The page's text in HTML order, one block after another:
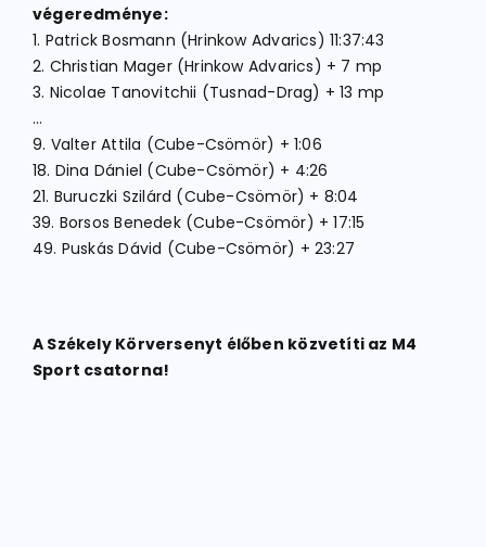
végeredménye:
1. Patrick Bosmann (Hrinkow Advarics) 11:37:43
2. Christian Mager (Hrinkow Advarics) + 7 mp
3. Nicolae Tanovitchii (Tusnad-Drag) + 13 mp
…
9. Valter Attila (Cube-Csömör) + 1:06
18. Dina Dániel (Cube-Csömör) + 4:26
21. Buruczki Szilárd (Cube-Csömör) + 8:04
39. Borsos Benedek (Cube-Csömör) + 17:15
49. Puskás Dávid (Cube-Csömör) + 23:27
A Székely Körversenyt élőben közvetíti az M4
Sport csatorna!